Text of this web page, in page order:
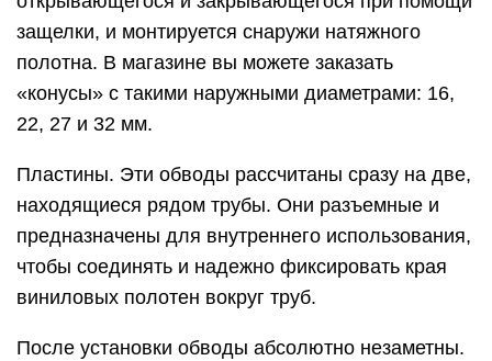
защелки, и монтируется снаружи натяжного
полотна. В магазине вы можете заказать
«конусы» с такими наружными диаметрами: 16,
22, 27 и 32 мм.
Пластины. Эти обводы рассчитаны сразу на две,
находящиеся рядом трубы. Они разъемные и
предназначены для внутреннего использования,
чтобы соединять и надежно фиксировать края
виниловых полотен вокруг труб.
После установки обводы абсолютно незаметны.